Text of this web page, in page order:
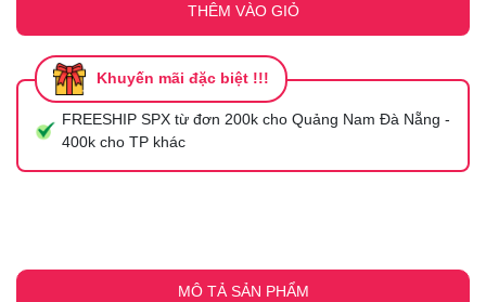
THÊM VÀO GIỎ
Khuyến mãi đặc biệt !!!
FREESHIP SPX từ đơn 200k cho Quảng Nam Đà Nẵng -
400k cho TP khác
MÔ TẢ SẢN PHẨM